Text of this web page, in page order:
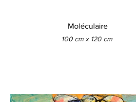
Moléculaire
100 cm x 120 cm